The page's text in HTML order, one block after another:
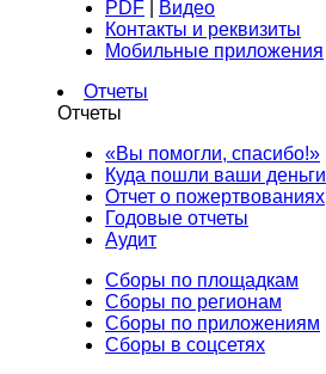
PDF
Видео
Контакты и реквизиты
Мобильные приложения
Отчеты
Отчеты
«Вы помогли, спасибо!»
Куда пошли ваши деньги
Отчет о пожертвованиях
Годовые отчеты
Аудит
Сборы по площадкам
Сборы по регионам
Сборы по приложениям
Сборы в соцсетях